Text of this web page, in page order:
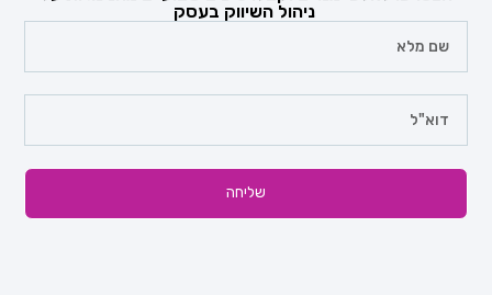
ניהול השיווק בעסק
שליחה